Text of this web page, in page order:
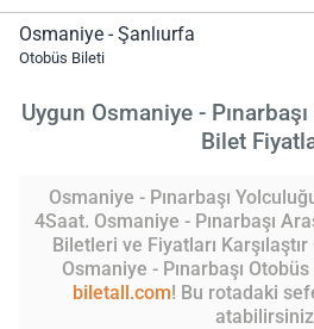
Osmaniye - Şanlıurfa
Otobüs Bileti
Uygun Osmaniye -
Bilet
Osmaniye - Pınarbaşı
4Saat. Osmaniye - Pınarbaşı
Biletleri ve Fiyatları
Osmaniye - Pınarbaşı
biletall.com! Bu rotadaki